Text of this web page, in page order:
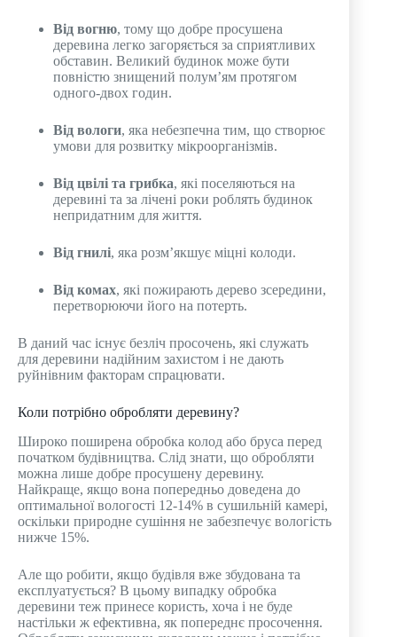
Від вогню, тому що добре просушена
деревина легко загоряється за сприятливих
обставин. Великий будинок може бути
повністю знищений полум’ям протягом
одного-двох годин.
Від вологи, яка небезпечна тим, що створює
умови для розвитку мікроорганізмів.
Від цвілі та грибка, які поселяються на
деревині та за лічені роки роблять будинок
непридатним для життя.
Від гнилі, яка розм’якшує міцні колоди.
Від комах, які пожирають дерево зсередини,
перетворюючи його на потерть.
В даний час існує безліч просочень, які служать
для деревини надійним захистом і не дають
руйнівним факторам спрацювати.
Коли потрібно обробляти деревину?
Широко поширена обробка колод або бруса перед
початком будівництва. Слід знати, що обробляти
можна лише добре просушену деревину.
Найкраще, якщо вона попередньо доведена до
оптимальної вологості 12-14% в сушильній камері,
оскільки природне сушіння не забезпечує вологість
нижче 15%.
Але що робити, якщо будівля вже збудована та
експлуатується? В цьому випадку обробка
деревини теж принесе користь, хоча і не буде
настільки ж ефективна, як попереднє просочення.